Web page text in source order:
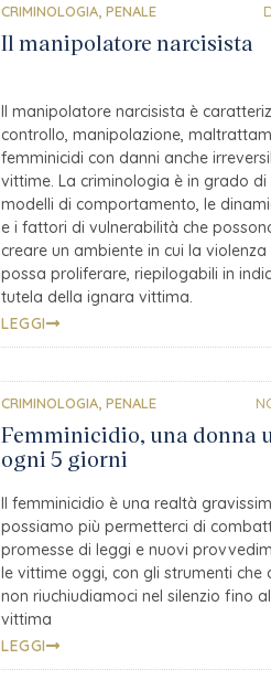
CRIMINOLOGIA PENALE
Il manipolatore narcisista
Il manipolatore narcisista è caratterizzato dal
controllo, manipolazione, maltrattamenti, violenze,
femminicidi con danni anche
vittime. La criminologia è in grado di
modelli di comportamento, le
e i fattori di vulnerabilità che
creare un ambiente in cui la
possa proliferare, riepilogabili in
tutela della ignara vittima.
LEGGI
CRIMINOLOGIA PENALE
Femminicidio, una donna
ogni 5 giorni
Il femminicidio è una realtà
possiamo più permetterci di
promesse di leggi e nuovi
le vittime oggi, con gli strumenti che
non riuchiudiamoci nel silenzio fino
vittima
LEGGI